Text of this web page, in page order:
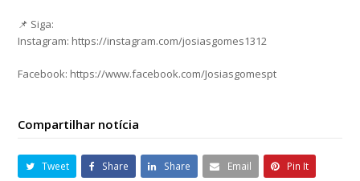
📌 Siga:
Instagram: https://instagram.com/josiasgomes1312
Facebook: https://www.facebook.com/Josiasgomespt
Compartilhar notícia
Tweet Share Share Email Pin It